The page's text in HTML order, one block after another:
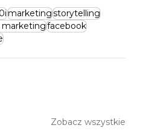
marketingstorytelling
marketingfacebook
Zobacz wszystkie